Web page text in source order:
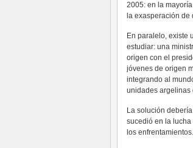
2005: en la
la exasperación
En paralelo, existe
estudiar: una
origen con el
jóvenes de origen
integrando al
unidades argelinas
La solución
sucedió en la
los enfrentamientos.